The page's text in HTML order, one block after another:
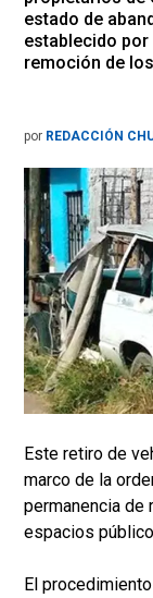
estado de
establecido por
remoción de
por REDACCIÓN
Este retiro de
marco de la
permanencia
espacios
El